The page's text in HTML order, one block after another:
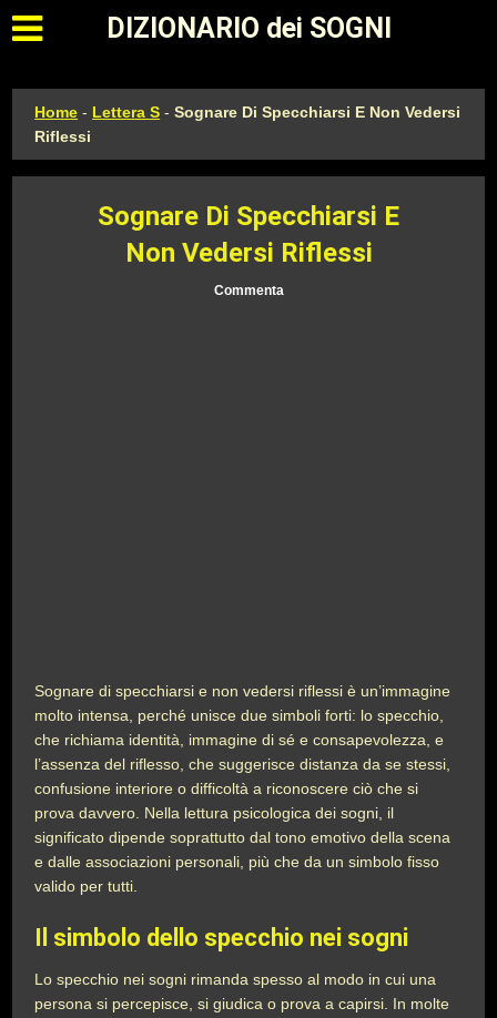
Apri il menu principale
DIZIONARIO dei SOGNI
Home - Lettera S -Sognare Di Specchiarsi E Non Vedersi
Riflessi
Sognare Di Specchiarsi E
Non Vedersi Riflessi
Commenta
Sognare di specchiarsi e non vedersi riflessi è un’immagine
molto intensa, perché unisce due simboli forti: lo specchio,
che richiama identità, immagine di sé e consapevolezza, e
l’assenza del riflesso, che suggerisce distanza da se stessi,
confusione interiore o difficoltà a riconoscere ciò che si
prova davvero. Nella lettura psicologica dei sogni, il
significato dipende soprattutto dal tono emotivo della scena
e dalle associazioni personali, più che da un simbolo fisso
valido per tutti.
Il simbolo dello specchio nei sogni
Lo specchio nei sogni rimanda spesso al modo in cui una
persona si percepisce, si giudica o prova a capirsi. In molte